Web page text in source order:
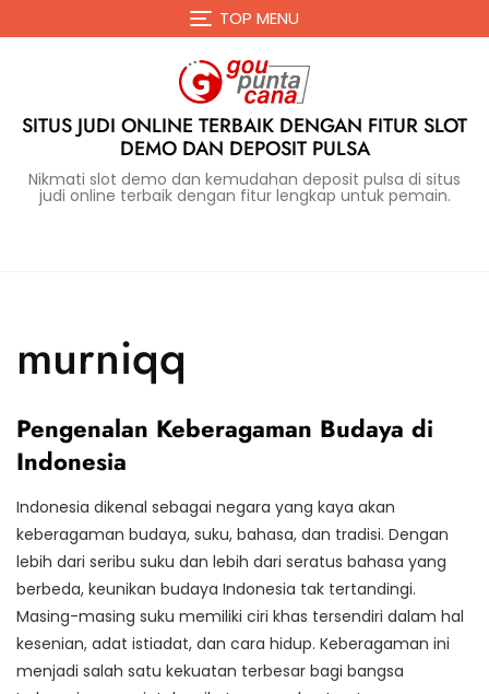
to
TOP MENU
SITUS JUDI ONLINE TERBAIK DENGAN FITUR SLOT
DEMO DAN DEPOSIT PULSA
Nikmati slot demo dan kemudahan deposit pulsa di situs
judi online terbaik dengan fitur lengkap untuk pemain.
murniqq
Pengenalan Keberagaman Budaya di
Indonesia
Indonesia dikenal sebagai negara yang kaya akan
keberagaman budaya, suku, bahasa, dan tradisi. Dengan
lebih dari seribu suku dan lebih dari seratus bahasa yang
berbeda, keunikan budaya Indonesia tak tertandingi.
Masing-masing suku memiliki ciri khas tersendiri dalam hal
kesenian, adat istiadat, dan cara hidup. Keberagaman ini
menjadi salah satu kekuatan terbesar bagi bangsa